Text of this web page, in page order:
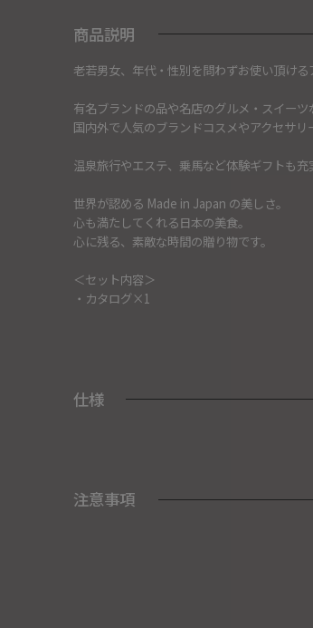
商品説明
老若男女、年代・性別を問わずお使い頂け
有名ブランドの品や名店のグルメ・スイーツ
国内外で人気のブランドコスメやアクセサリ
温泉旅行やエステ、乗馬など体験ギフトも充
世界が認める Made in Japan の美しさ。
心も満たしてくれる日本の美食。
心に残る、素敵な時間の贈り物です。
＜セット内容＞
・カタログ×1
仕様
注意事項